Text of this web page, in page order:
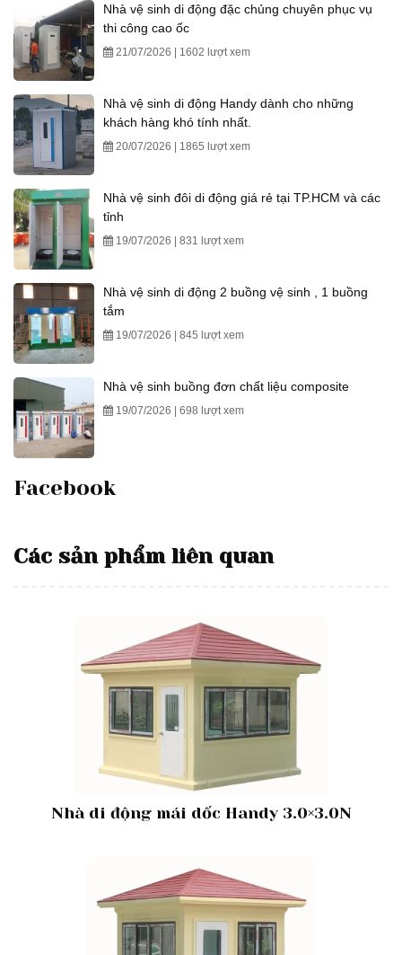
Nhà vệ sinh di động đặc chủng chuyên phục vụ
thi công cao ốc
21/07/2026 | 1602 lượt xem
Nhà vệ sinh di động Handy dành cho những
khách hàng khó tính nhất.
20/07/2026 | 1865 lượt xem
Nhà vệ sinh đôi di động giá rẻ tại TP.HCM và các
tỉnh
19/07/2026 | 831 lượt xem
Nhà vệ sinh di động 2 buồng vệ sinh , 1 buồng
tắm
19/07/2026 | 845 lượt xem
Nhà vệ sinh buồng đơn chất liệu composite
19/07/2026 | 698 lượt xem
Facebook
Các sản phẩm liên quan
Nhà di động mái dốc Handy 3.0×3.0N